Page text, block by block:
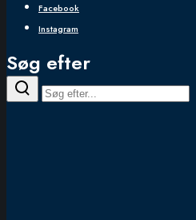
Facebook
Instagram
Søg efter